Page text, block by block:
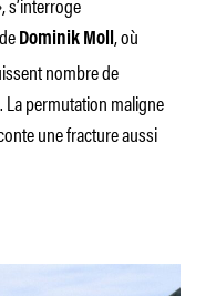
Dominik Moll, où
nombre de
permutation maligne
une fracture aussi